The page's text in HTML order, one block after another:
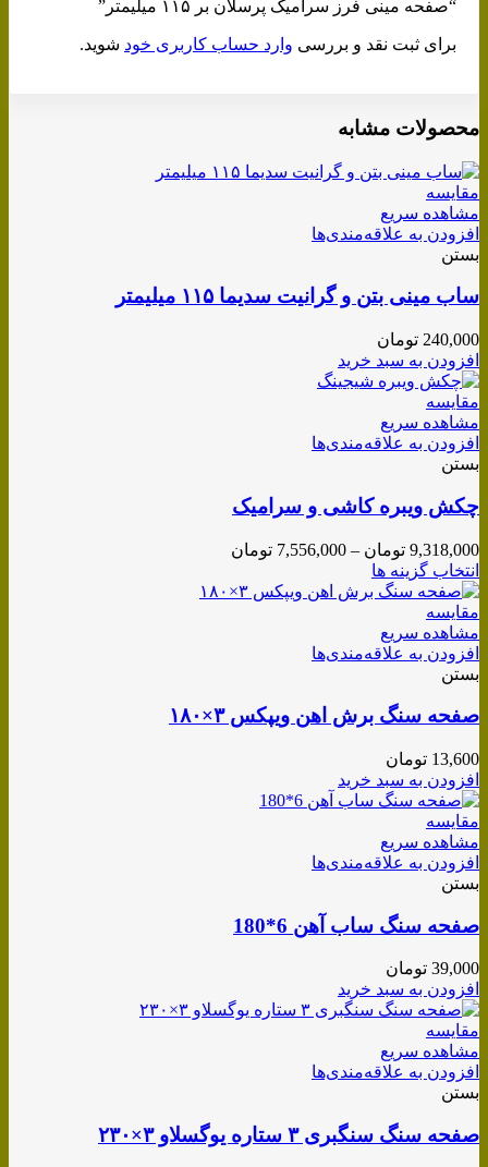
“صفحه مینی فرز سرامیک پرسلان بر ۱۱۵ میلیمتر”
برای ثبت نقد و بررسی وارد حساب کاربری خود شوید.
محصولات مشابه
مقایسه
مشاهده سریع
افزودن به علاقه‌مندی‌ها
بستن
ساب مینی بتن و گرانیت سدیما ۱۱۵ میلیمتر
240,000 تومان
افزودن به سبد خرید
مقایسه
مشاهده سریع
افزودن به علاقه‌مندی‌ها
بستن
چکش ویبره کاشی و سرامیک
9,318,000 تومان –
7,556,000 تومان
انتخاب گزینه ها
مقایسه
مشاهده سریع
افزودن به علاقه‌مندی‌ها
بستن
صفحه سنگ برش اهن ویپکس ۳×۱۸۰
13,600 تومان
افزودن به سبد خرید
مقایسه
مشاهده سریع
افزودن به علاقه‌مندی‌ها
بستن
صفحه سنگ ساب آهن 6*180
39,000 تومان
افزودن به سبد خرید
مقایسه
مشاهده سریع
افزودن به علاقه‌مندی‌ها
بستن
صفحه سنگ سنگبری ۳ ستاره یوگسلاو ۳×۲۳۰